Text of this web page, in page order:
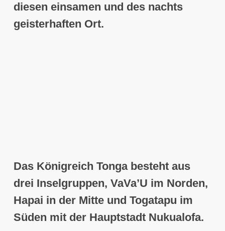
diesen einsamen und des nachts
geisterhaften Ort.
Das Königreich Tongabesteht aus
drei Inselgruppen, VaVa’U im Norden,
Hapai in der Mitte und Togatapu im
Süden mit der Hauptstadt Nukualofa.